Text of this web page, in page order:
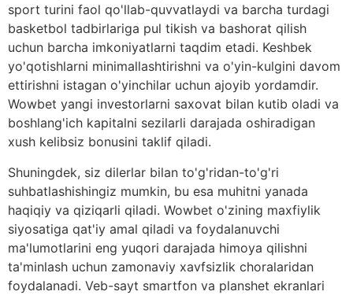
sport turini faol qo'llab-quvvatlaydi va barcha turdagi
basketbol tadbirlariga pul tikish va bashorat qilish
uchun barcha imkoniyatlarni taqdim etadi. Keshbek
yo'qotishlarni minimallashtirishni va o'yin-kulgini davom
ettirishni istagan o'yinchilar uchun ajoyib yordamdir.
Wowbet yangi investorlarni saxovat bilan kutib oladi va
boshlang'ich kapitalni sezilarli darajada oshiradigan
xush kelibsiz bonusini taklif qiladi.
Shuningdek, siz dilerlar bilan to'g'ridan-to'g'ri
suhbatlashishingiz mumkin, bu esa muhitni yanada
haqiqiy va qiziqarli qiladi. Wowbet o'zining maxfiylik
siyosatiga qat'iy amal qiladi va foydalanuvchi
ma'lumotlarini eng yuqori darajada himoya qilishni
ta'minlash uchun zamonaviy xavfsizlik choralaridan
foydalanadi. Veb-sayt smartfon va planshet ekranlari